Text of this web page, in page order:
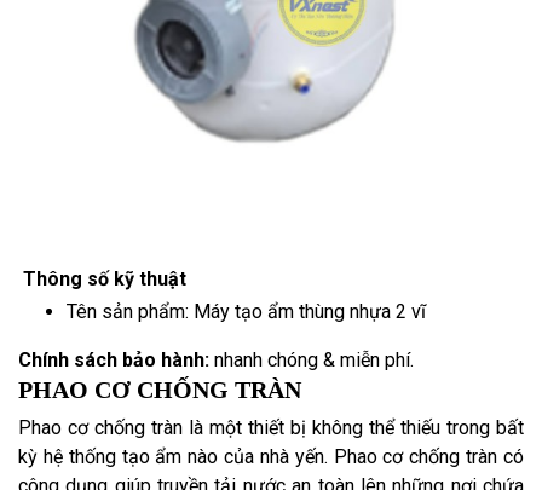
Thông số kỹ thuật
Tên sản phẩm: Máy tạo ẩm thùng nhựa 2 vĩ
Chính sách bảo hành: nhanh chóng & miễn phí.
PHAO CƠ CHỐNG TRÀN
Phao cơ chống tràn là một thiết bị không thể thiếu trong bất
kỳ hệ thống tạo ẩm nào của nhà yến. Phao cơ chống tràn có
công dụng giúp truyền tải nước an toàn lên những nơi chứa